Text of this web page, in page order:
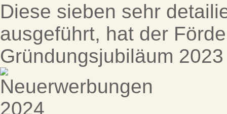
Diese sieben sehr
ausgeführt, hat der
Gründungsjubiläum